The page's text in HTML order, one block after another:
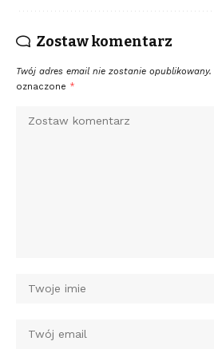
Zostaw komentarz
Twój adres email nie zostanie opublikowany.
oznaczone *